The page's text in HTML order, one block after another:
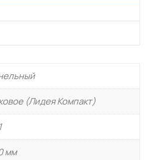
(Лидея Компакт)
мм